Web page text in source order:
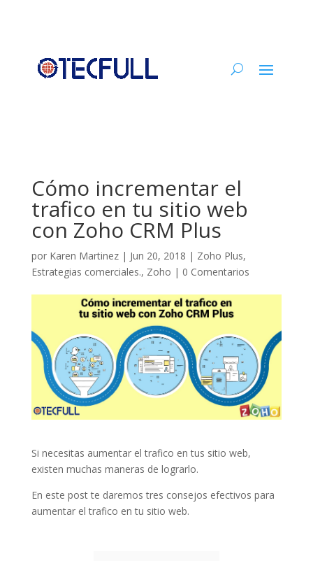
Cómo incrementar el
trafico en tu sitio web
con Zoho CRM Plus
por Karen Martinez| Jun 20, 2018 | Zoho Plus,
Estrategias comerciales., Zoho | 0 Comentarios
Si necesitas aumentar el trafico en tus sitio web,
existen muchas maneras de lograrlo.
En este post te daremos tres consejos efectivos para
aumentar el trafico en tu sitio web.